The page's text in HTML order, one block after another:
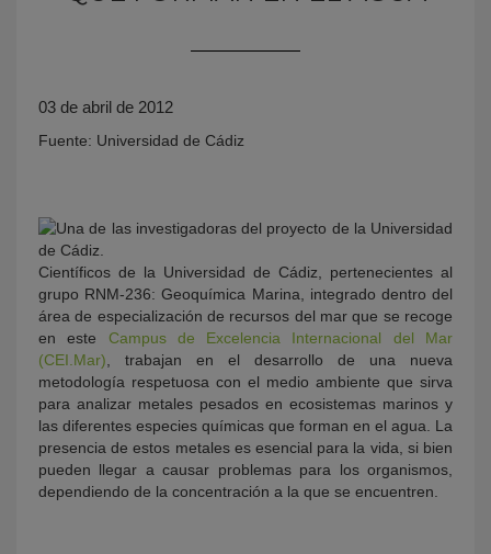
03 de abril de 2012
Fuente: Universidad de Cádiz
Científicos de la Universidad de Cádiz, pertenecientes al
grupo RNM-236: Geoquímica Marina, integrado dentro del
área de especialización de recursos del mar que se recoge
en este Campus de Excelencia Internacional del Mar
(CEI.Mar) , trabajan en el desarrollo de una nueva
metodología respetuosa con el medio ambiente que sirva
para analizar metales pesados en ecosistemas marinos y
las diferentes especies químicas que forman en el agua. La
presencia de estos metales es esencial para la vida, si bien
pueden llegar a causar problemas para los organismos,
dependiendo de la concentración a la que se encuentren.